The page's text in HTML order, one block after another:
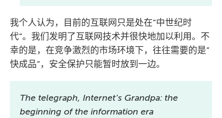
我个人认为，目前的互联网只是处在”中世纪时
代”。我们发明了互联网技术并很快地加以利用。不
幸的是，在竞争激烈的市场环境下，往往需要的是”
快成品”，安全保护只能暂时放到一边。
The telegraph, Internet’s Grandpa: the
beginning of the information era